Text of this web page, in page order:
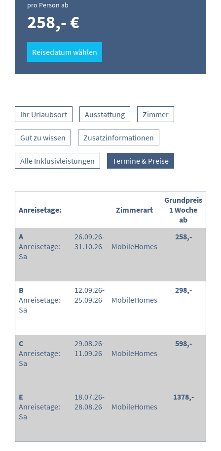
pro Person ab
258,- €
Reisedatum wählen
Ihr Urlaubsort Ausstattung Zimmer
Gut zu wissen Zusatzinformationen
Alle Inklusivleistungen Termine & Preise
Anreisetage: Zimmerart
Grundpreis
1 Woche
ab
A
Anreisetage:
Sa
26.09.26-
31.10.26
MobileHomes
258,-
B
Anreisetage:
Sa
12.09.26-
25.09.26
MobileHomes
298,-
C
Anreisetage:
Sa
29.08.26-
11.09.26
MobileHomes
598,-
E
Anreisetage:
Sa
18.07.26-
28.08.26
MobileHomes
1378,-